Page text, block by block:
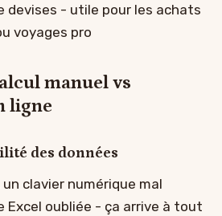
devises - utile pour les achats
voyages pro
manuel vs
ligne
des données
clavier numérique mal
Excel oubliée - ça arrive à tout